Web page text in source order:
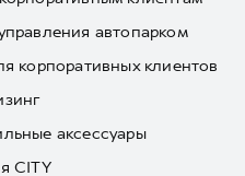
автопарком
корпоративных клиентов
аксессуары
CITY